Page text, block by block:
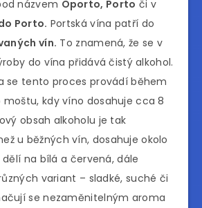
názvem Oporto, Porto či v
Porto. Portská vína patří do
vín. To znamená, že se v
do vína přidává čistý alkohol.
se tento proces provádí během
moštu, kdy víno dosahuje cca 8
obsah alkoholu je tak
u běžných vín, dosahuje okolo
dělí na bílá a červená, dále
variant – sladké, suché či
se nezaměnitelným aroma